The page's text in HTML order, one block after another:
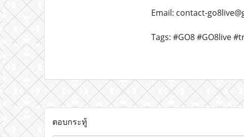
Email: contact-
Tags: #GO8 #GO8live
ตอบกระทู้